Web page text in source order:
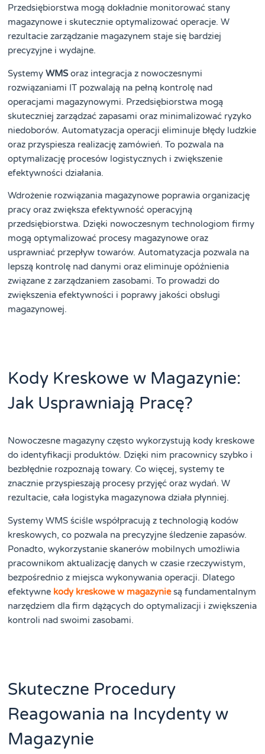
Przedsiębiorstwa mogą dokładnie monitorować stany
magazynowe i skutecznie optymalizować operacje. W
rezultacie zarządzanie magazynem staje się bardziej
precyzyjne i wydajne.
SystemyWMSoraz integracja z nowoczesnymi
rozwiązaniami IT pozwalają na pełną kontrolę nad
operacjami magazynowymi. Przedsiębiorstwa mogą
skuteczniej zarządzać zapasami oraz minimalizować ryzyko
niedoborów. Automatyzacja operacji eliminuje błędy ludzkie
oraz przyspiesza realizację zamówień. To pozwala na
optymalizację procesów logistycznych i zwiększenie
efektywności działania.
Wdrożenie rozwiązania magazynowe poprawia organizację
pracy oraz zwiększa efektywność operacyjną
przedsiębiorstwa. Dzięki nowoczesnym technologiom firmy
mogą optymalizować procesy magazynowe oraz
usprawniać przepływ towarów. Automatyzacja pozwala na
lepszą kontrolę nad danymi oraz eliminuje opóźnienia
związane z zarządzaniem zasobami. To prowadzi do
zwiększenia efektywności i poprawy jakości obsługi
magazynowej.
Kody Kreskowe w Magazynie:
Jak Usprawniają Pracę?
Nowoczesne magazyny często wykorzystują kody kreskowe
do identyfikacji produktów. Dzięki nim pracownicy szybko i
bezbłędnie rozpoznają towary. Co więcej, systemy te
znacznie przyspieszają procesy przyjęć oraz wydań. W
rezultacie, cała logistyka magazynowa działa płynniej.
Systemy WMS ściśle współpracują z technologią kodów
kreskowych, co pozwala na precyzyjne śledzenie zapasów.
Ponadto, wykorzystanie skanerów mobilnych umożliwia
pracownikom aktualizację danych w czasie rzeczywistym,
bezpośrednio z miejsca wykonywania operacji. Dlatego
efektywne kody kreskowe w magazyniesą fundamentalnym
narzędziem dla firm dążących do optymalizacji i zwiększenia
kontroli nad swoimi zasobami.
Skuteczne Procedury
Reagowania na Incydenty w
Magazynie